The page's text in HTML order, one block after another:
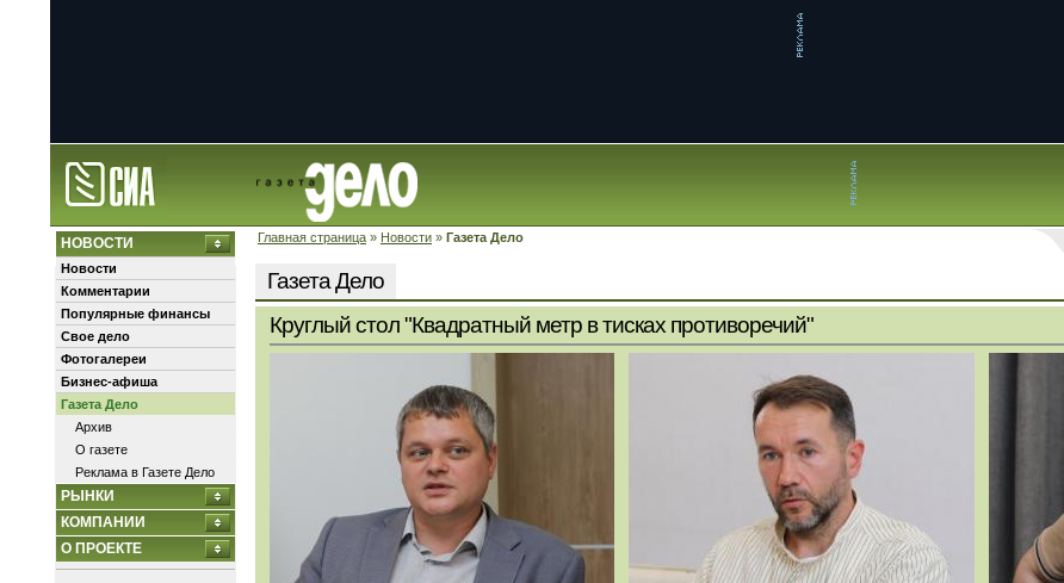
Главная страница » Новости » Газета Дело
НОВОСТИ
Новости
Комментарии
Популярные финансы
Свое дело
Фотогалереи
Бизнес-афиша
Газета Дело
Архив
О газете
Реклама в Газете Дело
РЫНКИ
КОМПАНИИ
О ПРОЕКТЕ
Газета Дело
Круглый стол "Квадратный метр в тисках противоречий"